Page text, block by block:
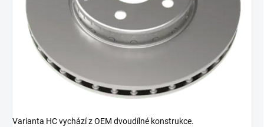
Varianta HC vychází z OEM dvoudílné konstrukce.